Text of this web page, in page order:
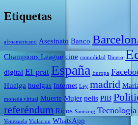
Etiquetas
afroamericano Asesinato Banco
Champions League cine comodidad Dinero
digital El prat España Europa
Huelga huelgas Internet Ley madrid
moneda virtual Muerte Mujer pelis PIB
referéndum Ricos Samsung Tecnología
Venezuela Violacion WhatsApp